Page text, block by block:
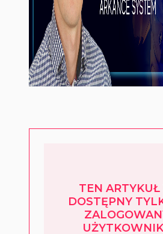
TEN ARTYKUŁ
DOSTĘPNY